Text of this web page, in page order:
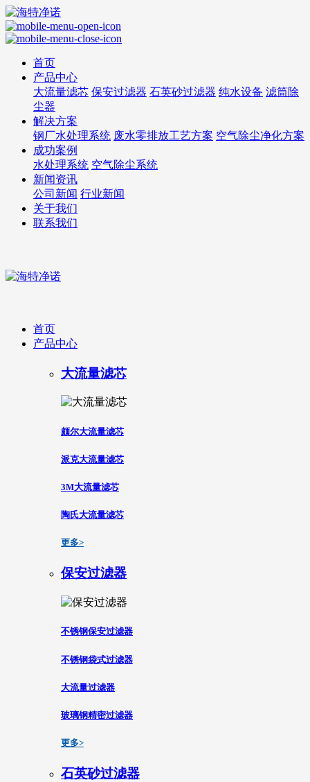
首页
产品中心
大流量滤芯 保安过滤器 石英砂过滤器 纯水设备 滤筒除
尘器
解决方案
钢厂水处理系统 废水零排放工艺方案 空气除尘净化方案
成功案例
水处理系统 空气除尘系统
新闻资讯
公司新闻 行业新闻
关于我们
联系我们
首页
产品中心
大流量滤芯
颇尔大流量滤芯
派克大流量滤芯
3M大流量滤芯
陶氏大流量滤芯
更多>
保安过滤器
不锈钢保安过滤器
不锈钢袋式过滤器
大流量过滤器
玻璃钢精密过滤器
更多>
石英砂过滤器